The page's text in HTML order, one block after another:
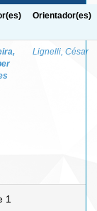
Orientador(es)
Lignelli, César
1